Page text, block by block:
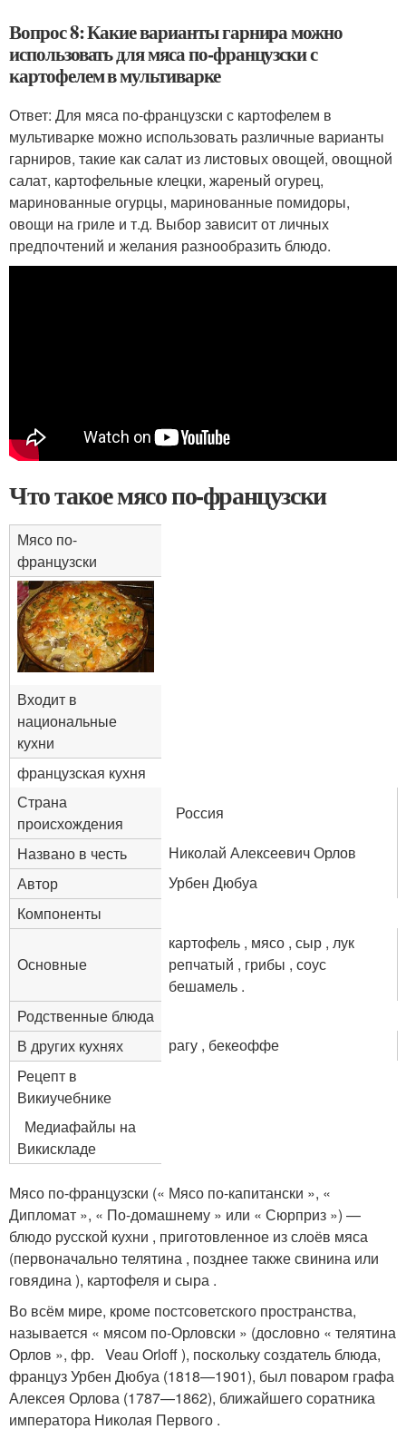
Вопрос 8: Какие варианты гарнира можно
использовать для мяса по-французски с
картофелем в мультиварке
Ответ: Для мяса по-французски с картофелем в
мультиварке можно использовать различные варианты
гарниров, такие как салат из листовых овощей, овощной
салат, картофельные клецки, жареный огурец,
маринованные огурцы, маринованные помидоры,
овощи на гриле и т.д. Выбор зависит от личных
предпочтений и желания разнообразить блюдо.
Что такое мясо по-французски
Мясо по-
французски
Входит в
национальные
кухни
французская кухня
Страна
происхождения
Россия
Названо в честь
Николай Алексеевич Орлов
Автор
Урбен Дюбуа
Компоненты
Основные
картофель , мясо , сыр , лук
репчатый , грибы , соус
бешамель .
Родственные блюда
В других кухнях
рагу , бекеоффе
Рецепт в
Викиучебнике
Медиафайлы на
Викискладе
Мясо по-французски (« Мясо по-капитански », «
Дипломат », « По-домашнему » или « Сюрприз ») —
блюдо русской кухни , приготовленное из слоёв мяса
(первоначально телятина , позднее также свинина или
говядина ), картофеля и сыра .
Во всём мире, кроме постсоветского пространства,
называется « мясом по-Орловски » (дословно « телятина
Орлов », фр. Veau Orloff ), поскольку создатель блюда,
француз Урбен Дюбуа (1818—1901), был поваром графа
Алексея Орлова (1787—1862), ближайшего соратника
императора Николая Первого .